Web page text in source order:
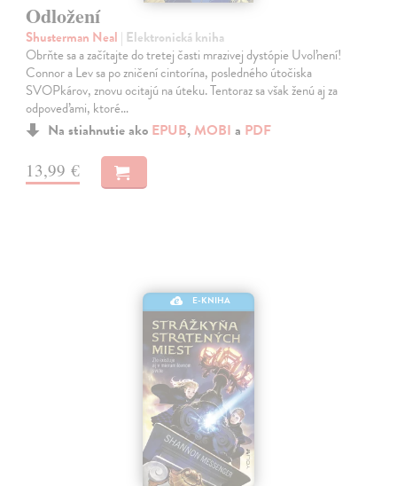
Odložení
Shusterman Neal | Elektronická kniha
Obrňte sa a začítajte do tretej časti mrazivej dystópie Uvoľnení!
Connor a Lev sa po zničení cintorína, posledného útočiska
SVOPkárov, znovu ocitajú na úteku. Tentoraz sa však ženú aj za
odpoveďami, ktoré…
Na stiahnutie ako EPUB, MOBI a PDF
13,99 €
E-KNIHA